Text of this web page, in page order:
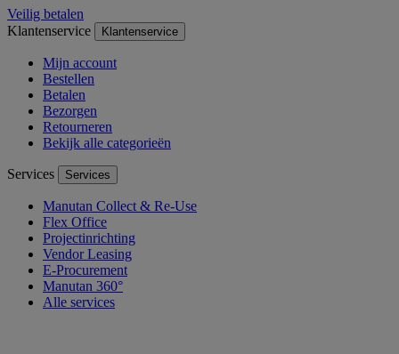
Veilig betalen
Klantenservice
Klantenservice
Mijn account
Bestellen
Betalen
Bezorgen
Retourneren
Bekijk alle categorieën
Services Services
Manutan Collect & Re-Use
Flex Office
Projectinrichting
Vendor Leasing
E-Procurement
Manutan 360°
Alle services